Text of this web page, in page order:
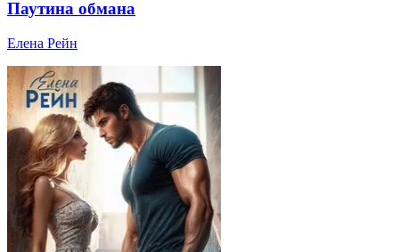
Паутина обмана
Елена Рейн